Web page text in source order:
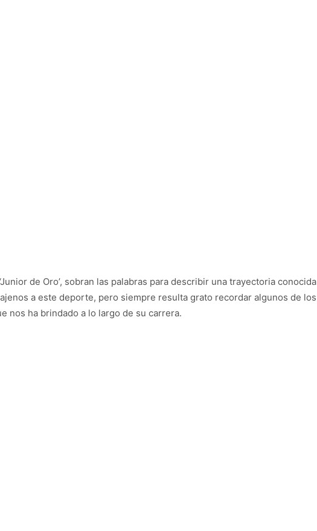
de Oro’, sobran las palabras para describir una trayectoria conocida
a este deporte, pero siempre resulta grato recordar algunos de los
nos ha brindado a lo largo de su carrera.